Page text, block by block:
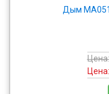
Дым
Цена:
Цена: